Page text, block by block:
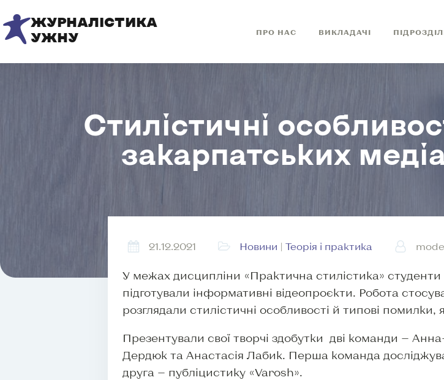
ЖУРНАЛІСТИКА
УЖНУ
ПРО НАС ВИКЛАДАЧІ
Стилістичні
закарпатських
21.12.2021 Новини | Теорія і практика
У межах дисципліни «Практична стилістика» студенти
підготували інформативні відеопроєкти. Робота
розглядали стилістичні особливості й типові
Презентували свої творчі здобутки дві команди —
Дердюк та Анастасія Лабик. Перша команда
друга — публіцистику «Varosh».